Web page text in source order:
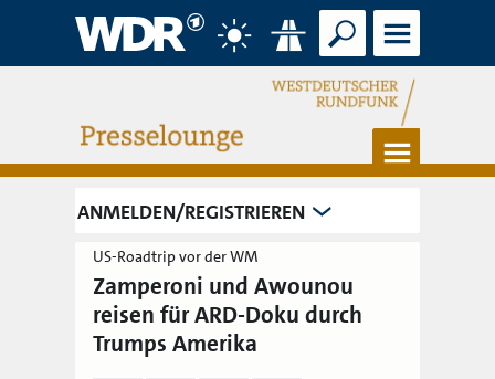
Verkehr
Suche Menü
Menü
ANMELDEN/REGISTRIEREN
US-Roadtrip vor der WM
Zamperoni und Awounou
reisen für ARD-Doku durch
Trumps Amerika